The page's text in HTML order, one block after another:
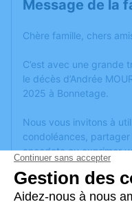
Message de la
Chère famille, chers
C’est avec une grande
le décès d’Andrée
2025 à Bonnetage.
Nous vous invitons à
condoléances,
anecdote ou exprimer
ou des textes. Cet
honorer la mémoire